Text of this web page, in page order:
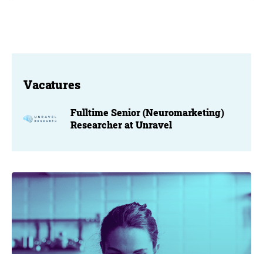
Vacatures
Fulltime Senior (Neuromarketing)
Researcher at Unravel